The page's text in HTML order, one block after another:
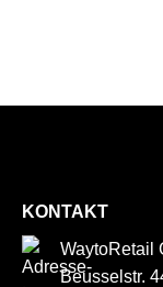
KONTAKT
WaytoRetail
Beusselstr.